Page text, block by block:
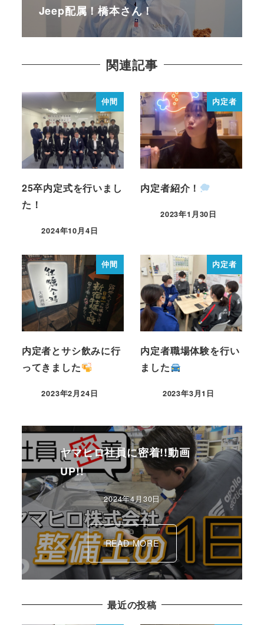
Jeep配属！橋本さん！
関連記事
仲間
25卒内定式を行いまし
た！
2024年10月4日
内定者
内定者紹介！
2023年1月30日
仲間
内定者とサシ飲みに行
ってきました
2023年2月24日
内定者
内定者職場体験を行い
ました
2023年3月1日
ヤマヒロ社員に密着!!動画
UP!!
2024年4月30日
READ MORE
最近の投稿